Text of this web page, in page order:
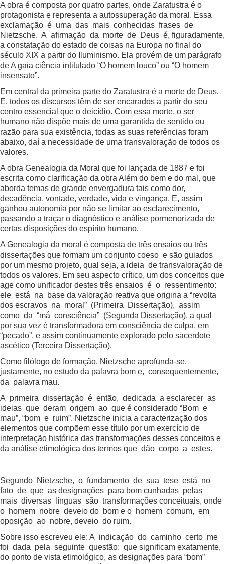
A obra é composta por quatro partes, onde Zaratustra é o
protagonista e representa a autossuperação da moral. Essa
exclamação é uma das mais conhecidas frases de
Nietzsche. A afirmação da morte de Deus é, figuradamente,
a constatação do estado de coisas na Europa no final do
século XIX a partir do Iluminismo. Ela provém de um parágrafo
de A gaia ciência intitulado “O homem louco” ou “O homem
insensato”.
Em central da primeira parte do Zaratustra é a morte de Deus.
E, todos os discursos têm de ser encarados a partir do seu
centro essencial que o deicídio. Com essa morte, o ser
humano não dispõe mais de uma garantida de sentido ou
razão para sua existência, todas as suas referências foram
abaixo, daí a necessidade de uma transvaloração de todos os
valores.
A obra Genealogia da Moral que foi lançada de 1887 e foi
escrita como clarificação da obra Além do bem e do mal, que
aborda temas de grande envergadura tais como dor,
decadência, vontade, verdade, vida e vingança. E, assim
ganhou autonomia por não se limitar ao esclarecimento,
passando a traçar o diagnóstico e análise pormenorizada de
certas disposições do espírito humano.
A Genealogia da moral é composta de três ensaios ou três
dissertações que formam um conjunto coeso e são guiados
por um mesmo projeto, qual seja, a ideia de transvaloração de
todos os valores. Em seu aspecto crítico, um dos conceitos que
age como unificador destes três ensaios é o ressentimento:
ele está na base da valoração reativa que origina a “revolta
dos escravos na moral” (Primeira Dissertação), assim
como da “má consciência” (Segunda Dissertação), a qual
por sua vez é transformadora em consciência de culpa, em
“pecado”, e assim continuamente explorado pelo sacerdote
ascético (Terceira Dissertação).
Como filólogo de formação, Nietzsche aprofunda-se,
justamente, no estudo da palavra bom e, consequentemente,
da palavra mau.
A primeira dissertação é então, dedicada a esclarecer as
ideias que deram origem ao que é considerado “Bom e
mau”, “bom e ruim”. Nietzsche inicia a caracterização dos
elementos que compõem esse título por um exercício de
interpretação histórica das transformações desses conceitos e
da análise etimológica dos termos que dão corpo a estes.
Segundo Nietzsche, o fundamento de sua tese está no
fato de que as designações para bom cunhadas pelas
mais diversas línguas são transformações conceituais, onde
o homem nobre deveio do bom e o homem comum, em
oposição ao nobre, deveio do ruim.
Sobre isso escreveu ele: A indicação do caminho certo me
foi dada pela seguinte questão: que significam exatamente,
do ponto de vista etimológico, as designações para “bom”